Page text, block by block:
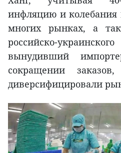
инфляцию и колебания
многих рынках, а
российско-
вынудивший
сокращении
диверсифицировали